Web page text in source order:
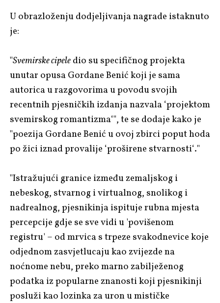
U obrazloženju dodjeljivanja nagrade istaknuto
je:
"Svemirske cipeledio su specifičnog projekta
unutar opusa Gordane Benić koji je sama
autorica u razgovorima u povodu svojih
recentnih pjesničkih izdanja nazvala ‘projektom
svemirskog romantizma‘", te se dodaje kako je
"poezija Gordane Benić u ovoj zbirci poput hoda
po žici iznad provalije ‘proširene stvarnosti‘."
"Istražujući granice između zemaljskog i
nebeskog, stvarnog i virtualnog, snolikog i
nadrealnog, pjesnikinja ispituje rubna mjesta
percepcije gdje se sve vidi u 'povišenom
registru' – od mrvica s trpeze svakodnevice koje
odjednom zasvjetlucaju kao zvijezde na
noćnome nebu, preko marno zabilježenog
podatka iz popularne znanosti koji pjesnikinji
posluži kao lozinka za uron u mističke